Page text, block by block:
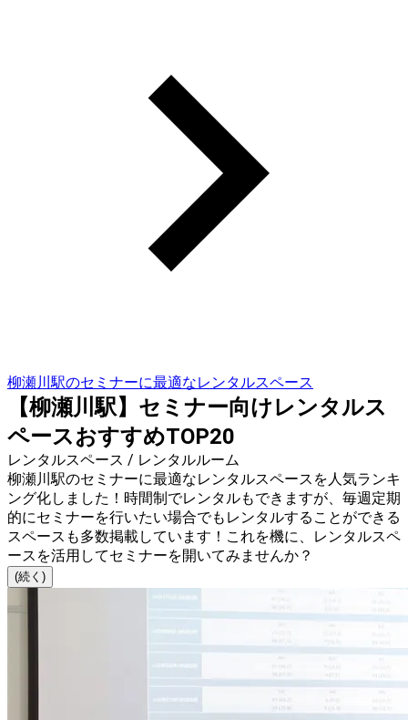
柳瀬川駅のセミナーに最適なレンタルスペース
【柳瀬川駅】セミナー向けレンタルス
ペースおすすめTOP20
レンタルスペース / レンタルルーム
柳瀬川駅のセミナーに最適なレンタルスペースを人気ランキ
ング化しました！時間制でレンタルもできますが、毎週定期
的にセミナーを行いたい場合でもレンタルすることができる
スペースも多数掲載しています！これを機に、レンタルスペ
ースを活用してセミナーを開いてみませんか？
(続く)